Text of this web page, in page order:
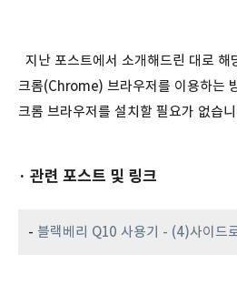
지난 포스트에서 소개해드린 대로 해
크롬(Chrome) 브라우저를 이용하는
크롬 브라우저를 설치할 필요가 없습
· 관련 포스트 및 링크
- 블랙베리 Q10 사용기 - (4)사이드